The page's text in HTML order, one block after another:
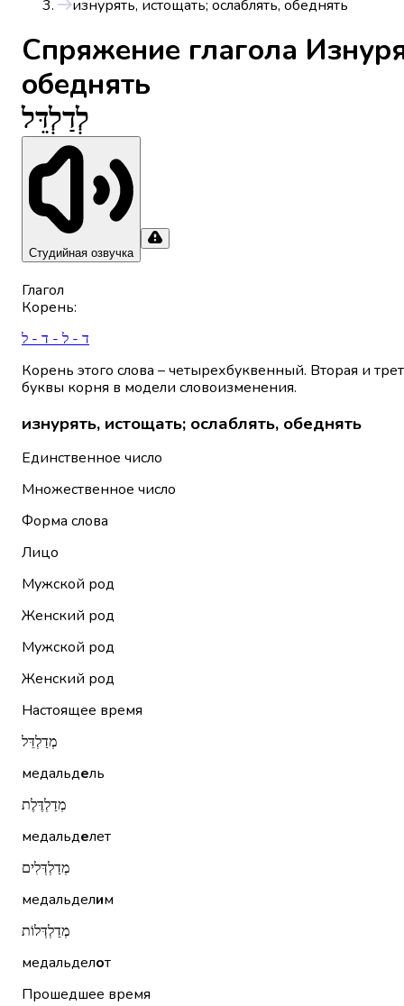
изнурять, истощать; ослаблять, обеднять
Спряжениe глагола
обеднять
לְדַלְדֵּל
Студийная озвучка
Глагол
Корень:
ד - ל - ד - ל
Корень этого слова – четырехбуквенный. Вторая и
буквы корня в модели словоизменения.
изнурять, истощать; ослаблять, обеднять
Единственное число
Множественное число
Форма слова
Лицо
Мужской род
Женский род
Мужской род
Женский род
Настоящее время
מְדַלְדֵּל
медальдель
מְדַלְדֶּלֶת
медальделет
מְדַלְדְּלִים
медальделим
מְדַלְדְּלוֹת
медальделот
Прошедшее время